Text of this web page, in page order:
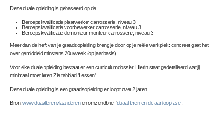
Deze duale opleiding is gebaseerd op de
Beroepskwalificatie plaatwerker carrosserie, niveau 3
Beroepskwalificatie voorbewerker carrosserie, niveau 3
Beroepskwalificatie demonteur-monteur carrosserie, niveau 3
Meer dan de helft van je graadsopleiding breng je door op je reële werkplek: concreet gaat het
over gemiddeld minstens 20u/week (op jaarbasis).
Voor elke duale opleiding bestaat er een curriculumdossier. Hierin staat gedetailleerd wat jij
minimaal moet leren.Zie tabblad 'Lessen'.
Deze duale opleiding is een graadsopleiding en loopt over 2 jaren.
Bron: www.duaallerenvlaanderenen omzendbrief ‘duaal leren en de aanloopfase’.